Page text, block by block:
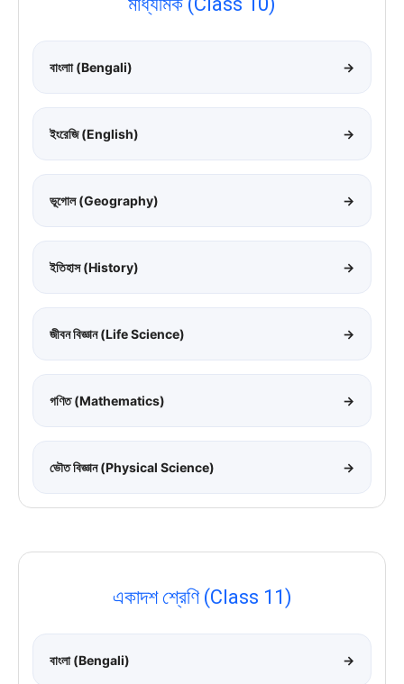
বাংলাা (Bengali) →
ইংরেজি (English) →
ভূগোল (Geography) →
ইতিহাস (History) →
জীবন বিজ্ঞান (Life Science) →
গণিত (Mathematics) →
ভৌত বিজ্ঞান (Physical Science) →
একাদশ শ্রেণি (Class 11)
বাংলা (Bengali) →